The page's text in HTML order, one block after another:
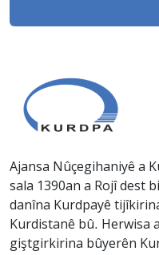
Ajansa Nûçegihaniyê a
sala 1390an a Rojî dest
danîna Kurdpayê
Kurdistanê bû. Herwisa
giştgirkirina bûyerên